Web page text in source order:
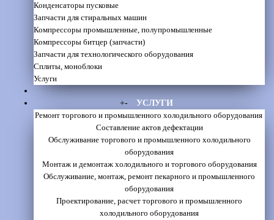
Конденсаторы пусковые
Запчасти для стиральных машин
Компрессоры промышленные, полупромышленные
Компрессоры битцер (запчасти)
Запчасти для технологического оборудования
Сплиты, моноблоки
Услуги
+-
УСЛУГИ
Ремонт торгового и промышленного холодильного оборудования
Составление актов дефектации
Обслуживание торгового и промышленного холодильного
оборудования
Монтаж и демонтаж холодильного и торгового оборудования
Обслуживание, монтаж, ремонт пекарного и промышленного
оборудования
Проектирование, расчет торгового и промышленного
холодильного оборудования